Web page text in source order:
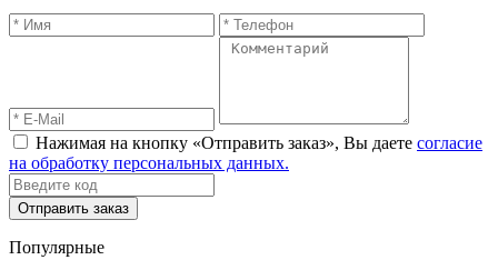
Нажимая на кнопку «Отправить заказ», Вы даете согласие
на обработку персональных данных.
Отправить заказ
Популярные